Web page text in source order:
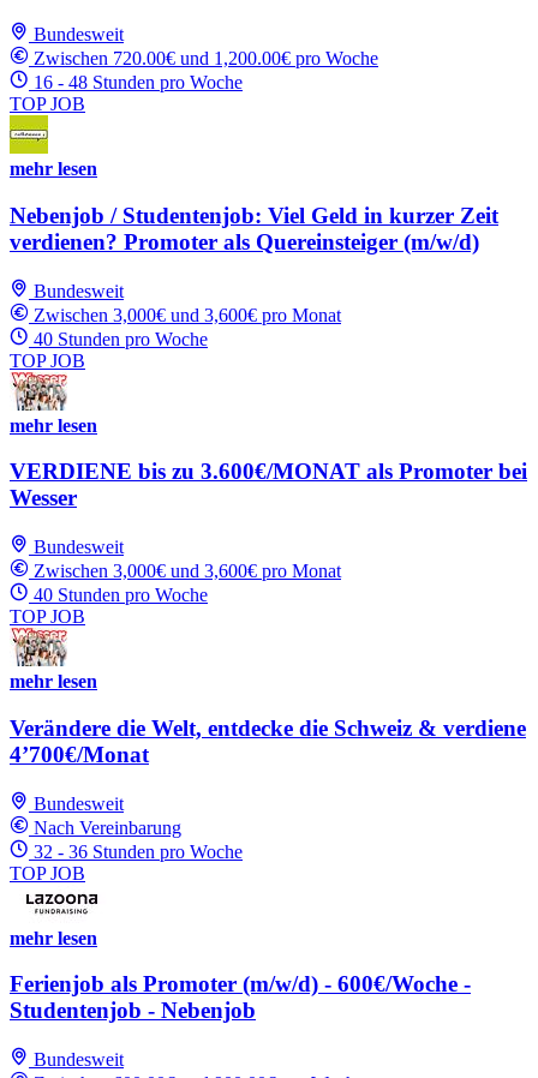
Bundesweit
Zwischen 720.00€ und 1,200.00€ pro Woche
16 - 48 Stunden pro Woche
TOP JOB
mehr lesen
Nebenjob / Studentenjob: Viel Geld in kurzer Zeit
verdienen? Promoter als Quereinsteiger (m/w/d)
Bundesweit
Zwischen 3,000€ und 3,600€ pro Monat
40 Stunden pro Woche
TOP JOB
mehr lesen
VERDIENE bis zu 3.600€/MONAT als Promoter bei
Wesser
Bundesweit
Zwischen 3,000€ und 3,600€ pro Monat
40 Stunden pro Woche
TOP JOB
mehr lesen
Verändere die Welt, entdecke die Schweiz & verdiene
4’700€/Monat
Bundesweit
Nach Vereinbarung
32 - 36 Stunden pro Woche
TOP JOB
mehr lesen
Ferienjob als Promoter (m/w/d) - 600€/Woche -
Studentenjob - Nebenjob
Bundesweit